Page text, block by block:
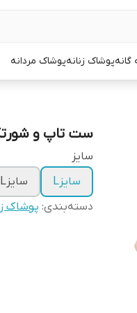
پوشاک زنانهپوشاک مردانه
ست تاپ و
سایز
سایزL
سایزXL
دسته‌بندی: پوشاک